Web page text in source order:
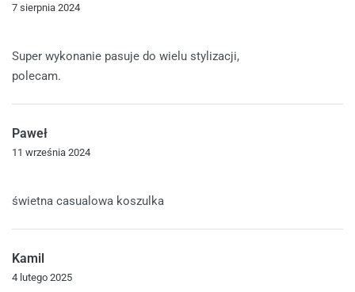
7 sierpnia 2024
Super wykonanie pasuje do wielu stylizacji,
polecam.
Paweł
11 września 2024
świetna casualowa koszulka
Kamil
4 lutego 2025